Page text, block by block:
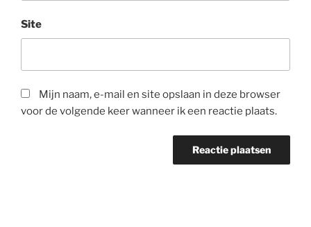
Site
Mijn naam, e-mail en site opslaan in deze browser
voor de volgende keer wanneer ik een reactie plaats.